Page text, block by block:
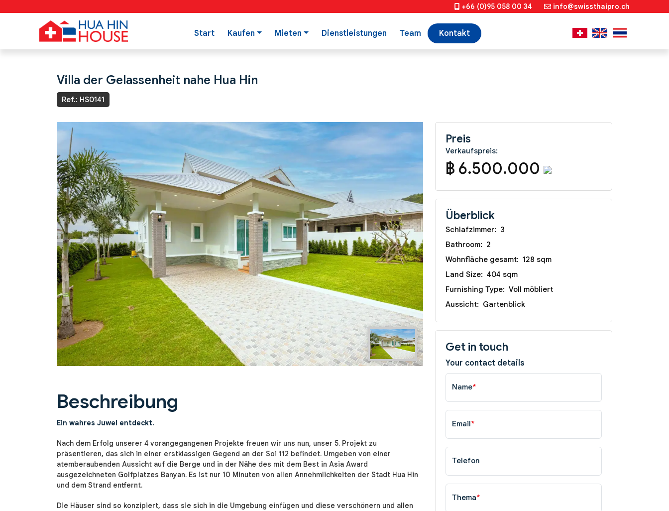
+66 (0)95 058 00 34 info@swissthaipro.ch
Start Kaufen Mieten Dienstleistungen Team Kontakt
Villa der Gelassenheit nahe Hua Hin
Ref.: HS0141
Previous Next
Beschreibung
Ein wahres Juwel entdeckt.
Nach dem Erfolg unserer 4 vorangegangenen Projekte freuen wir uns nun, unser 5. Projekt zu
präsentieren, das sich in einer erstklassigen Gegend an der Soi 112 befindet. Umgeben von einer
atemberaubenden Aussicht auf die Berge und in der Nähe des mit dem Best in Asia Award
ausgezeichneten Golfplatzes Banyan. Es ist nur 10 Minuten von allen Annehmlichkeiten der Stadt Hua Hin
und dem Strand entfernt.
Die Häuser sind so konzipiert, dass sie sich in die Umgebung einfügen und diese verschönern und allen
Preis
Verkaufspreis:
฿ 6.500.000
Überblick
Schlafzimmer: 3
Bathroom: 2
Wohnfläche gesamt: 128 sqm
Land Size: 404 sqm
Furnishing Type: Voll möbliert
Aussicht: Gartenblick
Get in touch
Your contact details
Name*
Email*
Telefon
Thema*